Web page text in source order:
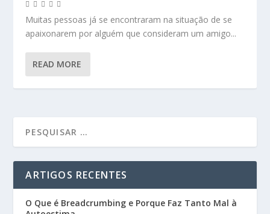
Muitas pessoas já se encontraram na situação de se
apaixonarem por alguém que consideram um amigo...
READ MORE
ARTIGOS RECENTES
O Que é Breadcrumbing e Porque Faz Tanto Mal à